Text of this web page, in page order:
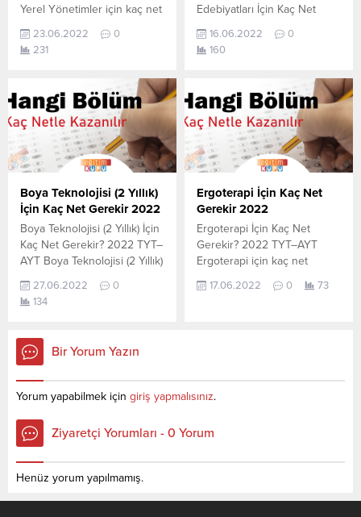
Yerel Yönetimler için kaç net
cevabını aşağıdan
öğrenebilirsiniz. Bu veriler
son yerleşen öğrencilerin
yapmış olduğu netlerdir.
YÖKATLAS YKS-TYT Net
Sihirbazı, YKS-TYT Net
Sihirbazı. Sayfamızdaki
verilerin tamamı
YÖK tarafından yayınlanmış
olan en son güncel netlerdir.
YÖKATLAS-YÖK Net
Sihirbaz...
23.06.2022
0
231
Edebiyatları İçin Kaç Net
Çağdaş Türk Lehçeleri ve
Edebiyatları için kaç net
cevabını aşağıdan
öğrenebilirsiniz. Bu veriler
2021 TYT-AYT sınavında en
son yerleşen öğrencilerin
yapmış olduğu netlerdir.
YÖKATLAS YKS-TYT Net
Sihirbazı, YKS-TYT Net
Sihirbazı. Sayfamızdaki
verilerin tamamı
YÖK tarafından yayınlanmış
olan en...
16.06.2022
0
160
Boya Teknolojisi (2 Yıllık)
İçin Kaç Net Gerekir 2022
Boya Teknolojisi (2 Yıllık) İçin
Kaç Net Gerekir? 2022 TYT–
AYT Boya Teknolojisi (2 Yıllık)
sorusunun cevabını
aşağıdan öğrenebilirsiniz. Bu
sınavında en son yerleşen
öğrencilerin yapmış olduğu
TYT Net Sihirbazı, YKS-TYT
Net Sihirbazı. Sayfamızdaki
verilerin tamamı
YÖK tarafından yayınlanmış
27.06.2022
0
134
Ergoterapi İçin Kaç Net
Gerekir 2022
Ergoterapi İçin Kaç Net
Gerekir? 2022 TYT–AYT
Ergoterapi için kaç net
cevabını aşağıdan
YÖK tarafından yayınlanmış
17.06.2022 0 73
Bir Yorum Yazın
Yorum yapabilmek için giriş yapmalısınız.
Ziyaretçi Yorumları - 0 Yorum
Henüz yorum yapılmamış.